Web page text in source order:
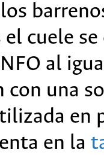
cuele
al
con una
en la